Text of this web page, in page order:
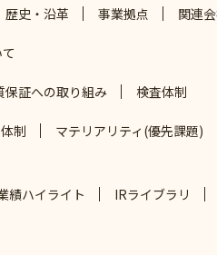
歴史・沿革 事業拠点 関連
保証への取り組み 検査体制
制 マテリアリティ(優先課題)
績ハイライト IRライブラリ